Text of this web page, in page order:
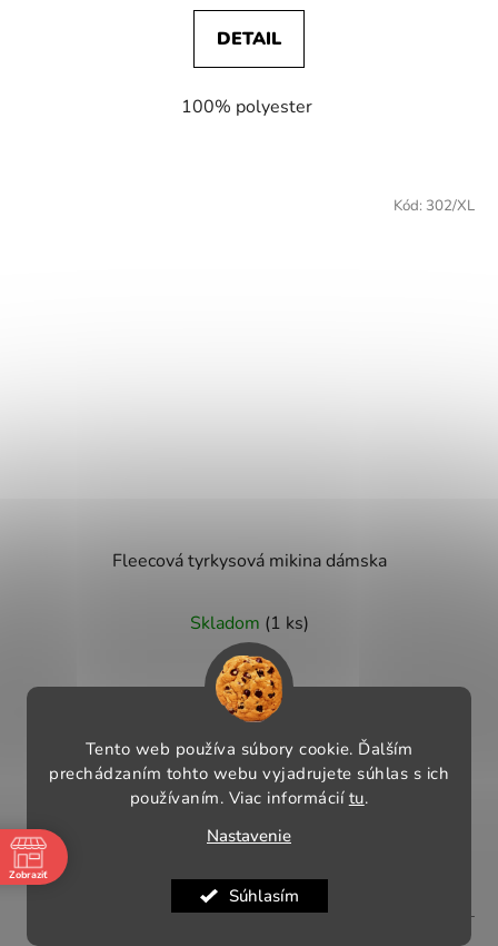
Tento web používa súbory cookie. Ďalším
prechádzaním tohto webu vyjadrujete súhlas s ich
používaním. Viac informácií tu.
Nastavenie
Súhlasím
DETAIL
100% polyester
Fleecová tyrkysová mikina dámska
Skladom (1 ks)
€22,90
DETAIL
Kód: 302/XL
311/L
Zobraziť
Pauza